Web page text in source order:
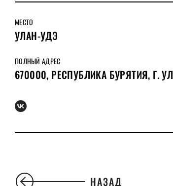
МЕСТО
УЛАН-УДЭ
ПОЛНЫЙ АДРЕС
670000, РЕСПУБЛИКА БУРЯТИЯ, Г.
НАЗАД